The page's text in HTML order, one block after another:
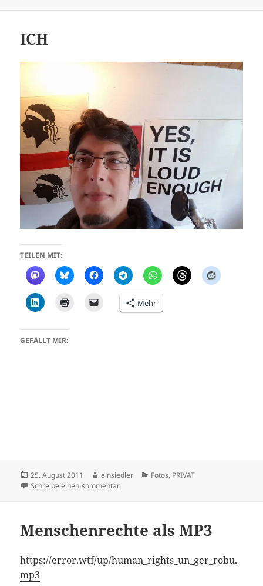
ICH
TEILEN MIT:
Mehr
GEFÄLLT MIR:
Veröffentlicht
am
25. August 2011 Autor
einsiedler Kategorien
Fotos, PRIVAT
Schreibe einen Kommentarzu ICH
Menschenrechte als MP3
https://error.wtf/up/human_rights_un_ger_robu.
mp3